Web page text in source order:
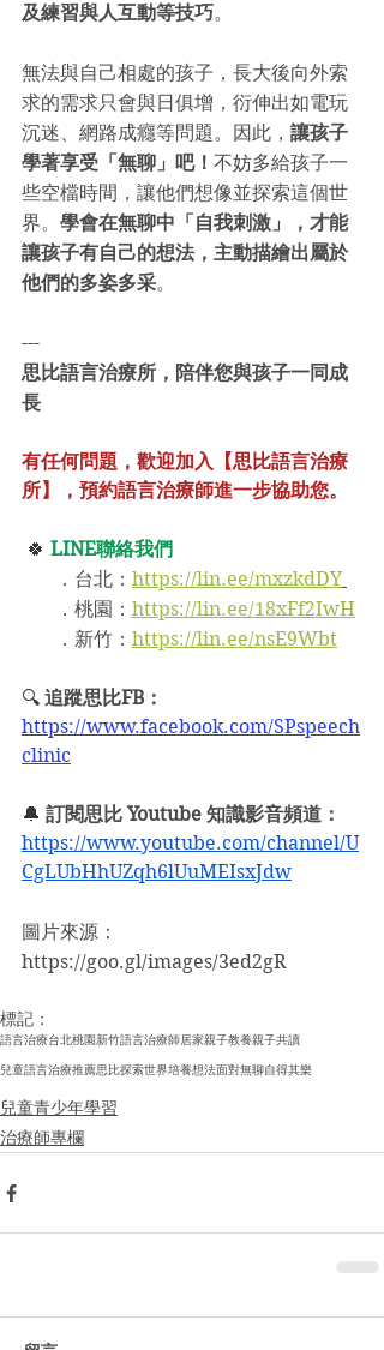
及練習與人互動等技巧。
無法與自己相處的孩子，長大後向外索
求的需求只會與日俱增，衍伸出如電玩
沉迷、網路成癮等問題。因此， 讓孩子
學著享受「無聊」吧！ 不妨多給孩子一
些空檔時間，讓他們想像並探索這個世
界。 學會在無聊中「自我刺激」，才能
讓孩子有自己的想法，主動描繪出屬於
他們的多姿多采。
---
思比語言治療所，陪伴您與孩子一同成
長
有任何問題，歡迎加入【思比語言治療
所】，預約語言治療師進一步協助您。
🍀 LINE聯絡我們
       ．台北：
https://lin.ee/mxzkdDY
       ．桃園：
https://lin.ee/18xFf2IwH
． 新竹： https://lin.ee/nsE9Wbt
🔍️ 追蹤思比FB：
https://www.facebook.com/SPspeech
clinic
🔔 訂閱思比 Youtube 知識影音頻道：
https://www.youtube.com/channel/U
CgLUbHhUZqh6lUuMEIsxJdw
圖片來源：
https://goo.gl/images/3ed2gR
標記：
語言治療台北桃園新竹語言治療師居家親子教養親子共讀
兒童語言治療推薦思比探索世界培養想法面對無聊自得其樂
兒童青少年學習
治療師專欄